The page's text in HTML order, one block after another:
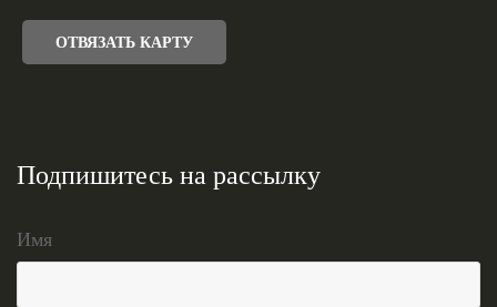
ОТВЯЗАТЬ КАРТУ
Подпишитесь на рассылку
Имя